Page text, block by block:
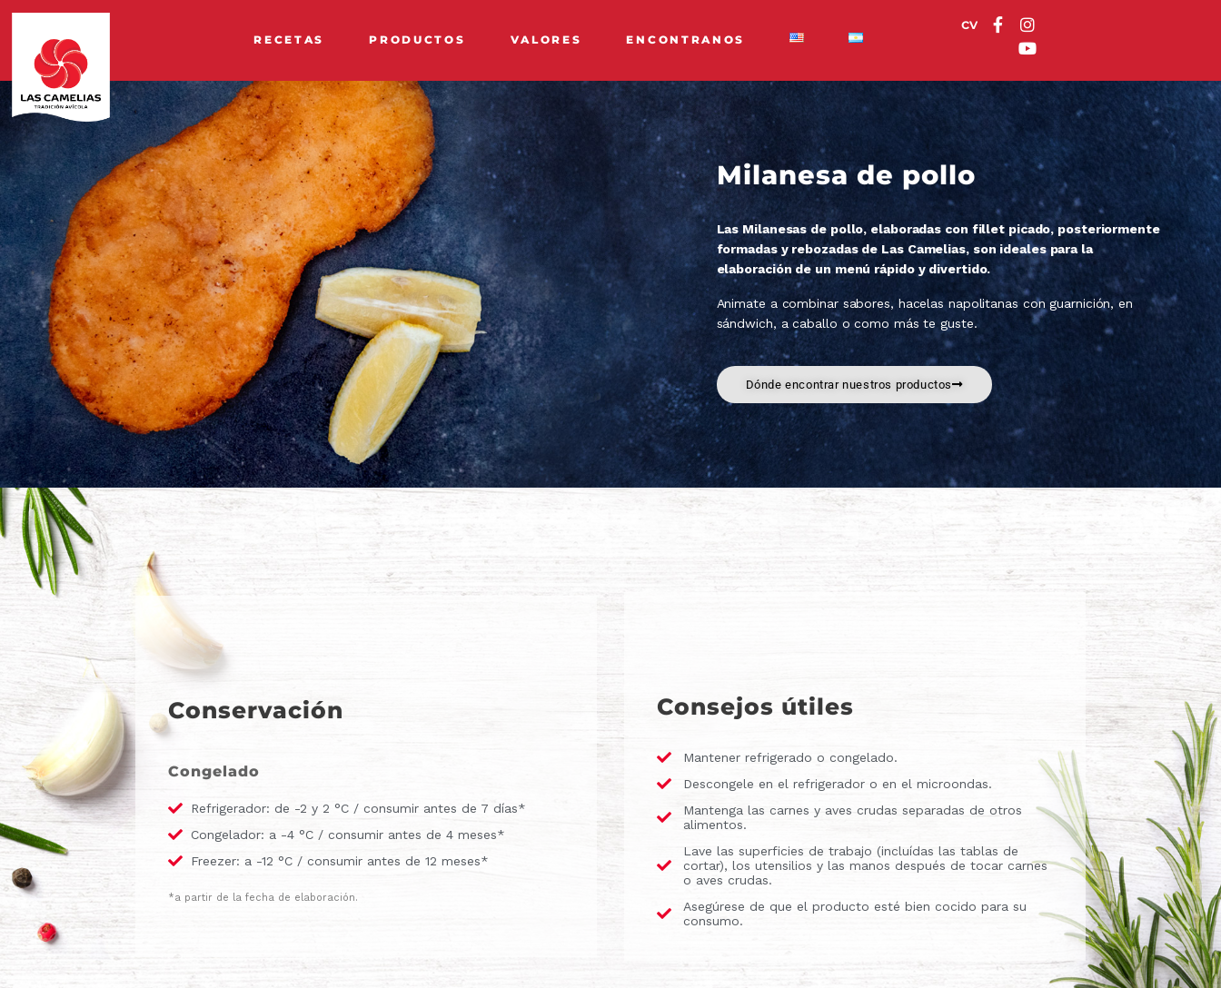
RECETAS PRODUCTOS VALORES ENCONTRANOS
cv
Milanesa de pollo
Las Milanesas de pollo, elaboradas con fillet picado, posteriormente
formadas y rebozadas de Las Camelias, son ideales para la
elaboración de un menú rápido y divertido.
Animate a combinar sabores, hacelas napolitanas con guarnición, en
sándwich, a caballo o como más te guste.
Dónde encontrar nuestros productos
Conservación
Congelado
Refrigerador: de -2 y 2 °C / consumir antes de 7 días*
Congelador: a -4 °C / consumir antes de 4 meses*
Freezer: a -12 °C / consumir antes de 12 meses*
*a partir de la fecha de elaboración.
Consejos útiles
Mantener refrigerado o congelado.
Descongele en el refrigerador o en el microondas.
Mantenga las carnes y aves crudas separadas de otros
alimentos.
Lave las superficies de trabajo (incluídas las tablas de
cortar), los utensilios y las manos después de tocar carnes
o aves crudas.
Asegúrese de que el producto esté bien cocido para su
consumo.